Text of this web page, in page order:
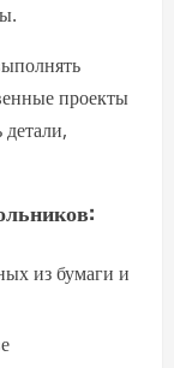
проекты
из бумаги и